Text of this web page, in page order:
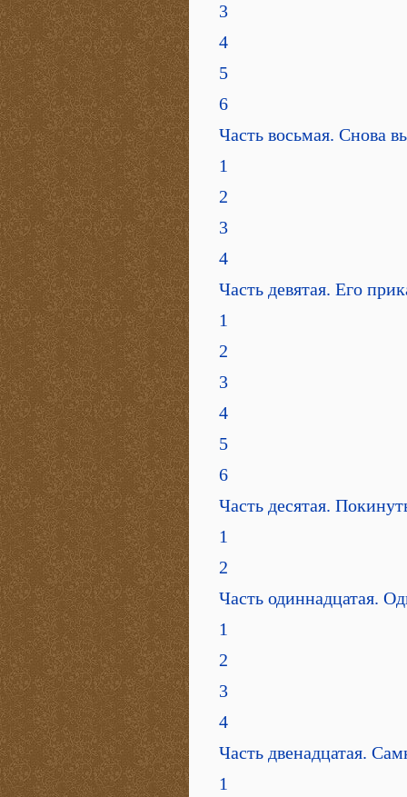
3
4
5
6
Часть восьмая. Снова
1
2
3
4
Часть девятая. Его
1
2
3
4
5
6
Часть десятая.
1
2
Часть одиннадцатая.
1
2
3
4
Часть двенадцатая.
1